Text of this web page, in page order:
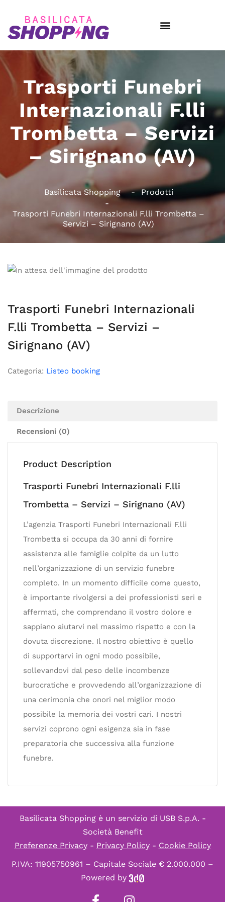
Trasporti Funebri
Internazionali F.lli
Trombetta – Servizi
– Sirignano (AV)
Basilicata Shopping Prodotti
Trasporti Funebri Internazionali F.lli Trombetta –
Servizi – Sirignano (AV)
Trasporti Funebri Internazionali
F.lli Trombetta – Servizi –
Sirignano (AV)
Categoria: Listeo booking
Descrizione
Recensioni (0)
Product Description
Trasporti Funebri Internazionali F.lli
Trombetta – Servizi – Sirignano (AV)
L’agenzia Trasporti Funebri Internazionali F.lli
Trombetta si occupa da 30 anni di fornire
assistenza alle famiglie colpite da un lutto
nell’organizzazione di un servizio funebre
completo. In un momento difficile come questo,
è importante rivolgersi a dei professionisti seri e
affermati, che comprendano il vostro dolore e
sappiano aiutarvi nel massimo rispetto e con la
dovuta discrezione. Il nostro obiettivo è quello
di supportarvi in ogni modo possibile,
sollevandovi dal peso delle incombenze
burocratiche e provvedendo all’organizzazione di
una cerimonia che onori nel miglior modo
possibile la memoria dei vostri cari. I nostri
servizi coprono ogni esigenza sia in fase
preparatoria che successiva alla funzione
funebre.
Basilicata Shopping è un servizio di USB S.p.A. -
Società Benefit
Preferenze Privacy- Privacy Policy- Cookie Policy
P.IVA: 11905750961 – Capitale Sociale € 2.000.000 –
Powered by